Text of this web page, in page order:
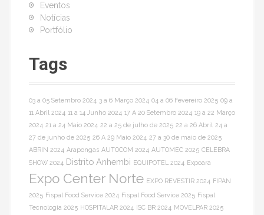
Eventos
Notícias
Portfólio
Tags
03 a 05 Setembro 2024 3 a 6 Março 2024 04 a 06 Fevereiro 2025 09 a
11 Abril 2024 11 a 14 Junho 2024 17 A 20 Setembro 2024 19 a 22 Março
2024 21 a 24 Maio 2024 22 a 25 de julho de 2025 22 a 26 Abril 24 a
27 de junho de 2025 26 A 29 Maio 2024 27 a 30 de maio de 2025
ABRIN 2024 Arapongas AUTOCOM 2024 AUTOMEC 2025 CELEBRA
SHOW 2024 Distrito Anhembi EQUIPOTEL 2024 Expoara
Expo Center Norte EXPO REVESTIR 2024 FIPAN
2025 Fispal Food Service 2024 Fispal Food Service 2025 Fispal
Tecnologia 2025 HOSPITALAR 2024 ISC BR 2024 MOVELPAR 2025